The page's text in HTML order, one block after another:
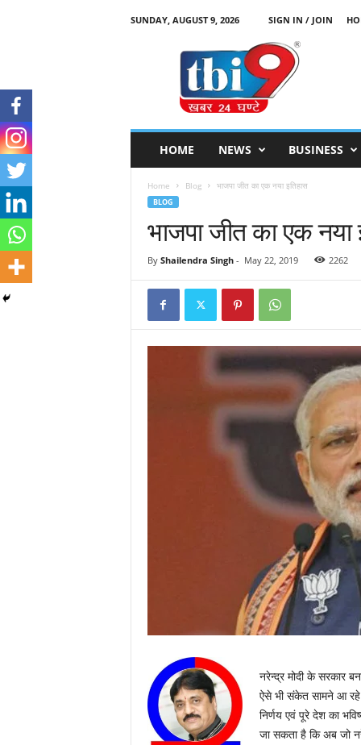
SUNDAY, AUGUST 9, 2026 SIGN IN / JOIN
HOME NEWS BUSINESS
Home Blog भाजपा जीत का एक नया इतिहास
BLOG
भाजपा जीत का एक नया
By Shailendra Singh- May 22, 2019 2262
नरेन्द्र मोदी के सरकार
ऐसे भी संकेत सामने आ रहे
निर्णय एवं पूरे देश का
जा सकता है कि अब जो